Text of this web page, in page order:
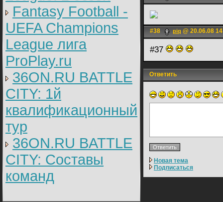
Fantasy Football -
UEFA Champions
League лига
ProPlay.ru
36ON.RU BATTLE
CITY: 1й
квалификационный
тур
36ON.RU BATTLE
CITY: Составы
команд
#38 piq @ 20.06.08
#37
Ответить
Новая тема
Подписаться